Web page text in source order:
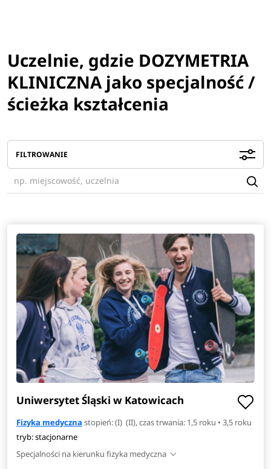
Uczelnie, gdzie DOZYMETRIA
KLINICZNA jako specjalność /
ścieżka kształcenia
FILTROWANIE
Uniwersytet Śląski w Katowicach
Fizyka medyczna stopień: (I) (II), czas trwania: 1,5 roku • 3,5 roku
tryb: stacjonarne
Specjalności na kierunku fizyka medyczna